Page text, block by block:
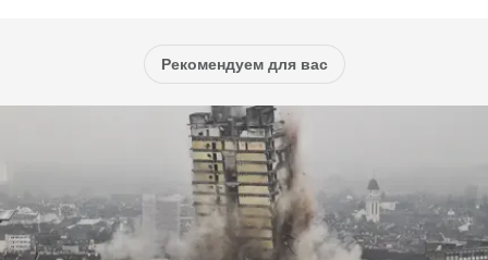
Рекомендуем для вас